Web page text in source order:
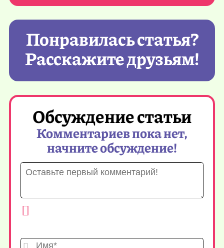
Понравилась статья?
Расскажите друзьям!
Обсуждение статьи
Комментариев пока нет,
начните обсуждение!
Имя*